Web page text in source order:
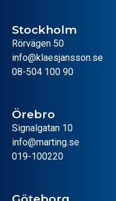
Stockholm
Rörvägen 50
info@klaesjansson.se
08-504 100 90
Örebro
Signalgatan 10
info@marting.se
019-100220